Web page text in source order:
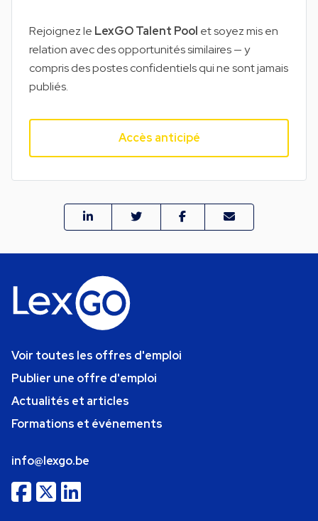
Rejoignez le LexGO Talent Pool et soyez mis en
relation avec des opportunités similaires — y
compris des postes confidentiels qui ne sont jamais
publiés.
Accès anticipé
Voir toutes les offres d'emploi
Publier une offre d'emploi
Actualités et articles
Formations et événements
info@lexgo.be